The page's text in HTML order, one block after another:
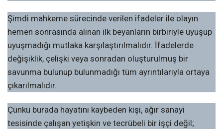
Şimdi mahkeme sürecinde verilen ifadeler ile olayın
hemen sonrasında alınan ilk beyanların birbiriyle uyuşup
uyuşmadığı mutlaka karşılaştırılmalıdır. İfadelerde
değişiklik, çelişki veya sonradan oluşturulmuş bir
savunma bulunup bulunmadığı tüm ayrıntılarıyla ortaya
çıkarılmalıdır.
Çünkü burada hayatını kaybeden kişi, ağır sanayi
tesisinde çalışan yetişkin ve tecrübeli bir işçi değil;